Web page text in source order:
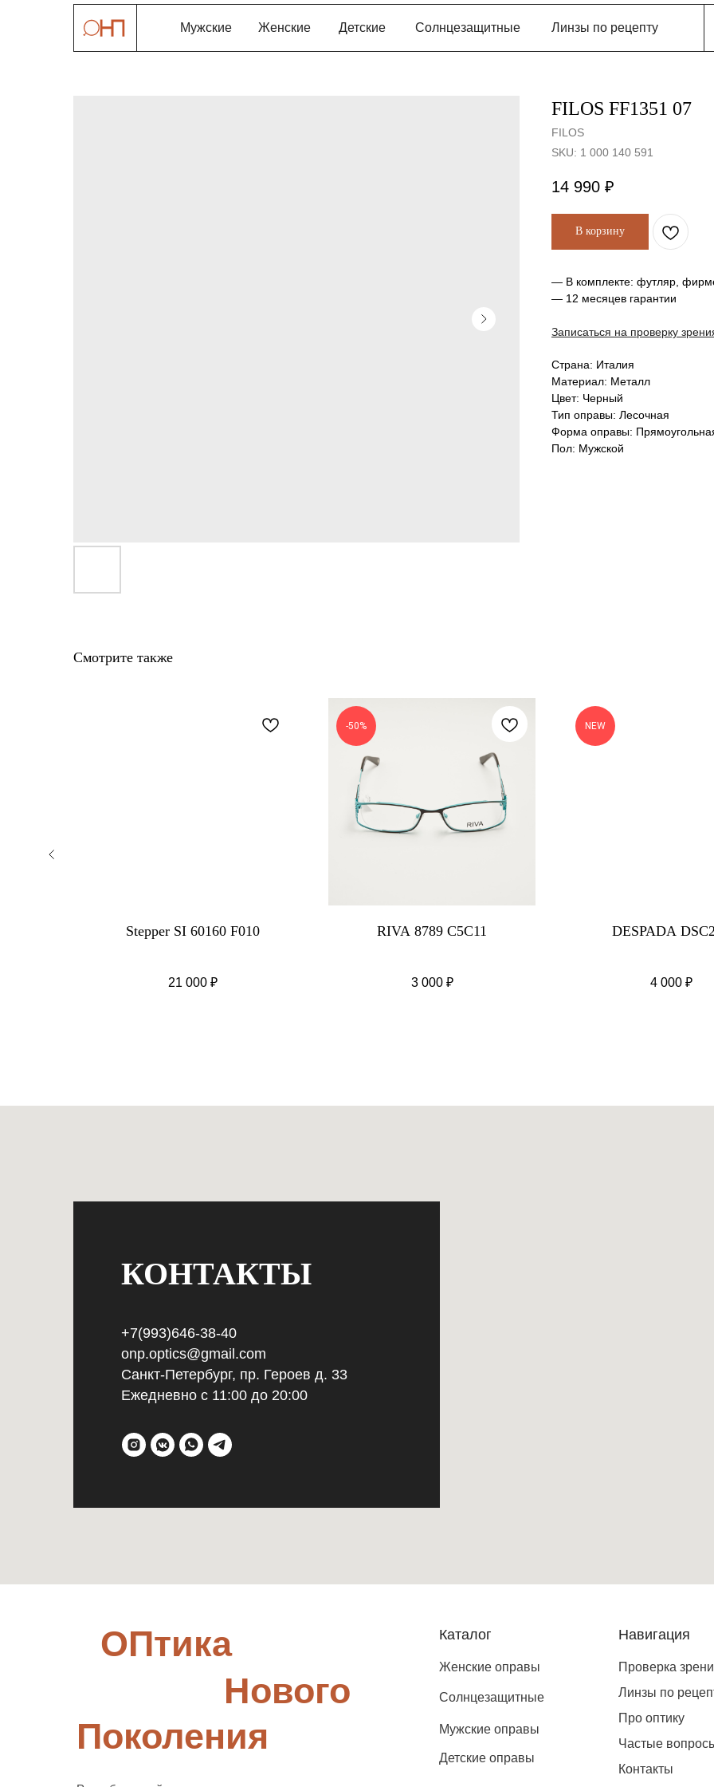
Женские
Мужские Солнцезащитные
Детские Линзы по рецепту
FILOS FF1351 07
FILOS
SKU: 1 000 140 591
14 990 ₽
В корзину
— В комплекте: футляр,
— 12 месяцев гарантии
Записаться на проверку
Страна: Италия
Материал: Металл
Цвет: Черный
Тип оправы: Лесочная
Форма оправы:
Пол: Мужской
Смотрите также
Stepper SI 60160 F010
21 000 ₽
-50%
RIVA 8789 C5C11
3 000 ₽
NEW
DESPADA
4 000 ₽
КОНТАКТЫ
+7(993)646-38-40
onp.optics@gmail.com
Санкт-Петербург, пр. Героев д. 33
Ежедневно с 11:00 до 20:00
ОПтика
Солнцезащитные
Детские оправы
Женские оправы
Мужские оправы
Каталог Навигация
Нового
Поколения
Проверка
Про оптику
Частые
Контакты
Линзы по